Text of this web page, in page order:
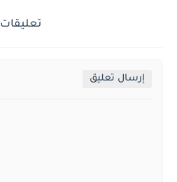
تعليقات
إرسال تعليق